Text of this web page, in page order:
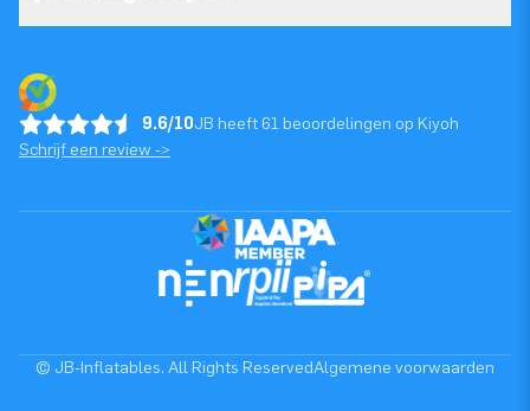
9.6/10JB heeft 61 beoordelingen op Kiyoh
Schrijf een review ->
© JB-Inflatables. All Rights ReservedAlgemene voorwaarden